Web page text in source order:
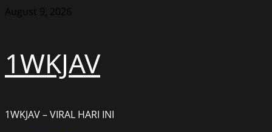
Skip
August 9, 2026
1WKJAV
1WKJAV – VIRAL HARI INI